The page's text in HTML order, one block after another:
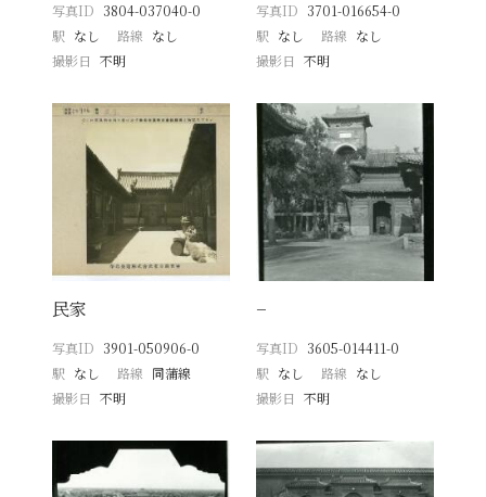
写真ID 3804-037040-0
駅 なし 路線 なし
撮影日
不明
写真ID 3701-016654-0
駅 なし 路線 なし
撮影日 不明
民家
写真ID 3901-050906-0
駅 なし 路線 同蒲線
撮影日
不明
−
写真ID 3605-014411-0
駅 なし 路線 なし
撮影日 不明